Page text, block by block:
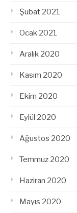
Şubat 2021
Ocak 2021
Aralık 2020
Kasım 2020
Ekim 2020
Eylül 2020
Ağustos 2020
Temmuz 2020
Haziran 2020
Mayıs 2020